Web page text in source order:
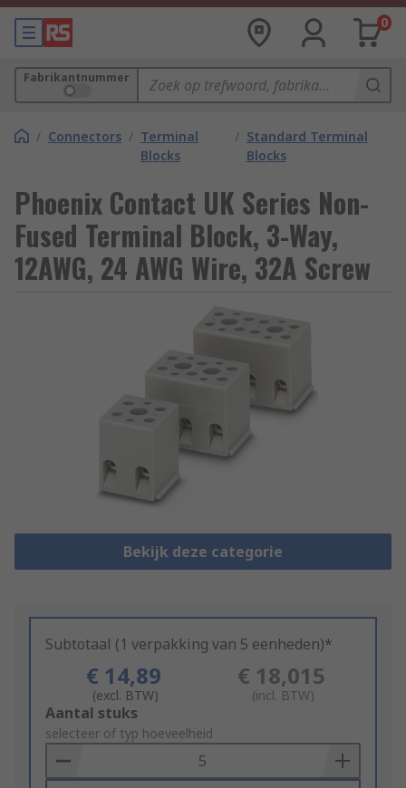
0
Fabrikantnummer
/ Connectors / Terminal
Blocks
/ Standard Terminal
Blocks
Phoenix Contact UK Series Non-
Fused Terminal Block, 3-Way,
12AWG, 24 AWG Wire, 32A Screw
Bekijk deze categorie
Subtotaal (1 verpakking van 5 eenheden)*
€ 14,89
(excl. BTW)
€ 18,015
(incl. BTW)
Add
to
Basket
Aantal stuks
selecteer of typ hoeveelheid